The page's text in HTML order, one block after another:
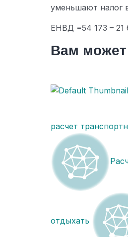
уменьшают налог
ЕНВД =54 173 – 21
Вам
расчет
отдыхать